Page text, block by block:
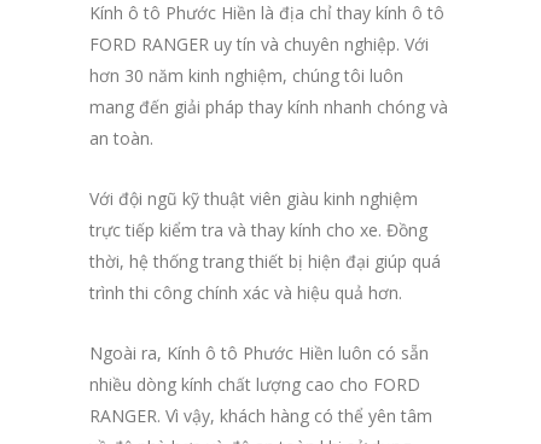
Kính ô tô Phước Hiền là địa chỉ thay kính ô tô
FORD RANGER uy tín và chuyên nghiệp. Với
hơn 30 năm kinh nghiệm, chúng tôi luôn
mang đến giải pháp thay kính nhanh chóng và
an toàn.
Với đội ngũ kỹ thuật viên giàu kinh nghiệm
trực tiếp kiểm tra và thay kính cho xe. Đồng
thời, hệ thống trang thiết bị hiện đại giúp quá
trình thi công chính xác và hiệu quả hơn.
Ngoài ra, Kính ô tô Phước Hiền luôn có sẵn
nhiều dòng kính chất lượng cao cho FORD
RANGER. Vì vậy, khách hàng có thể yên tâm